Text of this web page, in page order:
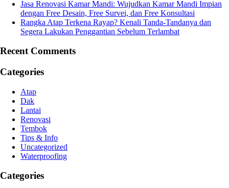
Jasa Renovasi Kamar Mandi: Wujudkan Kamar Mandi Impian
dengan Free Desain, Free Survei, dan Free Konsultasi
Rangka Atap Terkena Rayap? Kenali Tanda-Tandanya dan
Segera Lakukan Penggantian Sebelum Terlambat
Recent Comments
Categories
Atap
Dak
Lantai
Renovasi
Tembok
Tips & Info
Uncategorized
Waterproofing
Categories